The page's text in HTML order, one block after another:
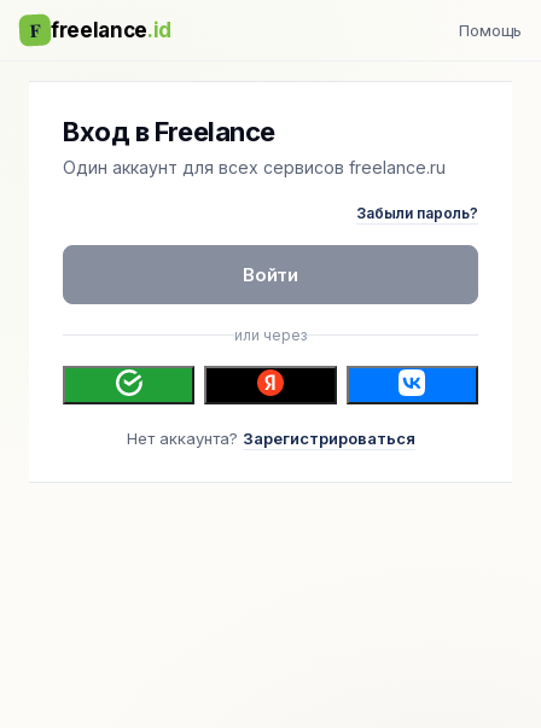
F freelance.id Помощь
Вход в Freelance
Один аккаунт для всех сервисов freelance.ru
Забыли пароль?
Войти
или через
Нет аккаунта? Зарегистрироваться